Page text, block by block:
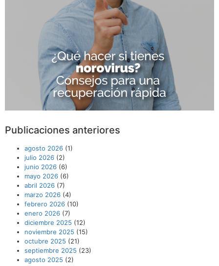
Publicaciones anteriores
agosto 2026 (1)
julio 2026 (2)
junio 2026 (6)
mayo 2026 (6)
abril 2026 (7)
marzo 2026 (4)
febrero 2026 (10)
enero 2026 (7)
diciembre 2025 (12)
noviembre 2025 (15)
octubre 2025 (21)
septiembre 2025 (23)
agosto 2025 (2)